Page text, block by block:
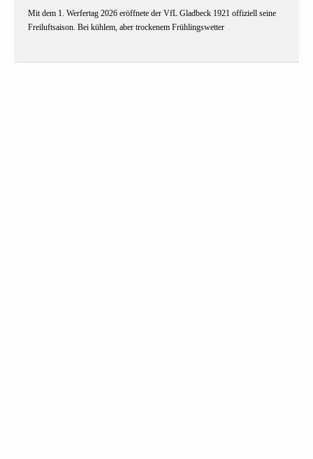
Mit dem 1. Werfertag 2026 eröffnete der VfL Gladbeck 1921 offiziell seine
Freiluftsaison. Bei kühlem, aber trockenem Frühlingswetter